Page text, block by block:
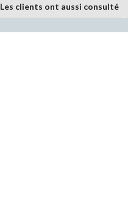
Les clients ont aussi consulté